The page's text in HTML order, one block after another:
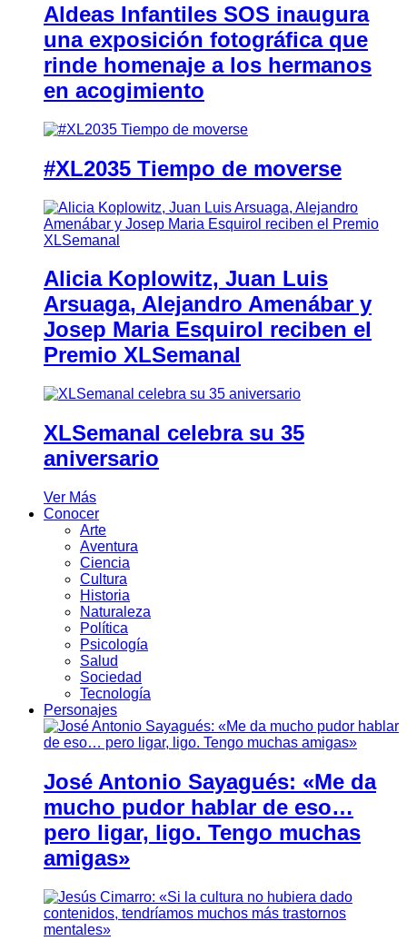
Aldeas Infantiles SOS inaugura
una exposición fotográfica que
rinde homenaje a los hermanos
en acogimiento
#XL2035 Tiempo de moverse
Alicia Koplowitz, Juan Luis
Arsuaga, Alejandro Amenábar y
Josep Maria Esquirol reciben el
Premio XLSemanal
XLSemanal celebra su 35
aniversario
Ver Más
Conocer
Arte
Aventura
Ciencia
Cultura
Historia
Naturaleza
Política
Psicología
Salud
Sociedad
Tecnología
Personajes
José Antonio Sayagués: «Me da
mucho pudor hablar de eso…
pero ligar, ligo. Tengo muchas
amigas»